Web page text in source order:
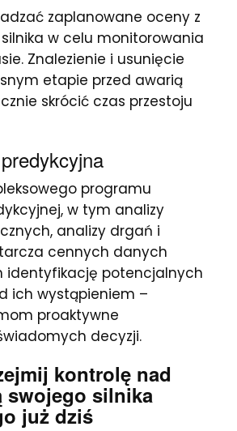
zaplanowane oceny z
w celu monitorowania
Znalezienie i usunięcie
etapie przed awarią
skrócić czas przestoju
programu
w tym analizy
analizy drgań i
cennych danych
identyfikację potencjalnych
ich wystąpieniem –
proaktywne
decyzji.
kontrolę nad
swojego silnika
już dziś